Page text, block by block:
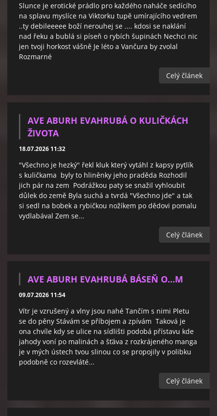
Slunce je erotické prádlo pro každého naháče sedícího
na splavu myslíce na Viktorku tupě umírajícího vedrem
..ty debileeeee boží nerouhej se .... kdosi se naklání
nad řeku a bublá si píseň o rybích šupinách Nechci nic
jen tvoji horkost vášně Je léto a Vančura by zvolal
Rozmarné
Celý článek
AVE ABURH EVAHRUBÁ O KULIČKÁCH
ŽIVOTA
18.07.2026 11:32
"Všechno je hezký" řekl kluk který vytáhl z kapsy pytlík
s kuličkama byly to hliněnky jeho praděda Rozhodil
jich pár na zem Podrážkou paty se snažil vyhloubit
důlek do země Byla suchá a tvrdá "Všechno jde" a tak
si sedl na bobek a rybičkou nožíkem po dědovi pomalu
vydlabával Zem se...
Celý článek
AVE ABURH EVAHRUBÁ BÁSEŇ O...M
09.07.2026 11:54
Vítr je vzrušený a vlny jsou nahé Tančím s nimi Pletu
se do pěny Stávám se příbojem a zpívám Taková je
ona chvíle kdy se ulice na sídlišti podobá přístavu kde
jahody voní po malinách a šťáva z rozkrájeného manga
je v mých ústech tvou slinou co se propojily v polibku
podobně co rozevláté...
Celý článek